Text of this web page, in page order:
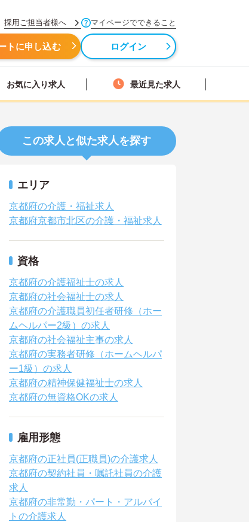
採用ご担当者様へ マイページでできること
トに申し込む ログイン
お気に入り求人 最近見た求人
この求人と似た求人を探す
エリア
京都府の介護・福祉求人
京都府京都市北区の介護・福祉求人
資格
京都府の介護福祉士の求人
京都府の社会福祉士の求人
京都府の介護職員初任者研修（ホー
ムヘルパー2級）の求人
京都府の社会福祉主事の求人
京都府の実務者研修（ホームヘルパ
ー1級）の求人
京都府の精神保健福祉士の求人
京都府の無資格OKの求人
雇用形態
京都府の正社員(正職員)の介護求人
京都府の契約社員・嘱託社員の介護
求人
京都府の非常勤・パート・アルバイ
トの介護求人